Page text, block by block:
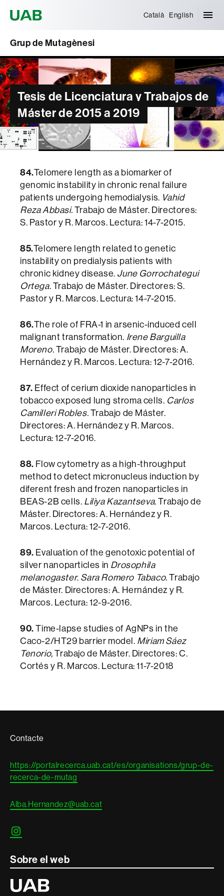
Català English
Grup de Mutagènesi
Tesis de Licenciatura y Trabajos de
Máster de 2015 a 2019
84.Telomere length as a biomarker of
genomic instability in chronic renal failure
patients undergoing hemodialysis. Vahid
Reza Abbasi.Trabajo de Máster. Directores:
S. Pastor y R. Marcos. Lectura: 14-7-2015.
85.Telomere length related to genetic
instability on predialysis patients with
chronic kidney disease. June Gorrochategui
Ortega.Trabajo de Máster. Directores: S.
Pastor y R. Marcos. Lectura: 14-7-2015.
86.The role of FRA-1 in arsenic-induced cell
malignant transformation. Irene Barguilla
Moreno.Trabajo de Máster. Directores: A.
Hernández y R. Marcos. Lectura: 12-7-2016.
87. Effect of cerium dioxide nanoparticles in
tobacco exposed lung stroma cells. Carlos
Camilleri Robles.Trabajo de Máster.
Directores: A. Hernández y R. Marcos.
Lectura: 12-7-2016.
88. Flow cytometry as a high-throughput
method to detect micronucleus induction by
diferent fresh and frozen nanoparticles in
BEAS-2B cells. Liliya Kazantseva.Trabajo de
Máster. Directores: A. Hernández y R.
Marcos. Lectura: 12-7-2016.
89. Evaluation of the genotoxic potential of
silver nanoparticles in Drosophila
melanogaster. Sara Romero Tabaco.Trabajo
de Máster. Directores: A. Hernández y R.
Marcos. Lectura: 12-9-2016.
90.Time-lapse studies of AgNPs in the
Caco-2/HT29 barrier model. Miriam Sáez
Tenorio,Trabajo de Máster. Directores: C.
Cortés y R. Marcos. Lectura: 11-7-2018
Contacte
informació
Contacte
https://portalrecerca.uab.cat/es/organisations/grup-de-
recerca-de-mutag
Alba.Hernandez@uab.cat
Instagram
Sobre el web
Universitat
Autònoma